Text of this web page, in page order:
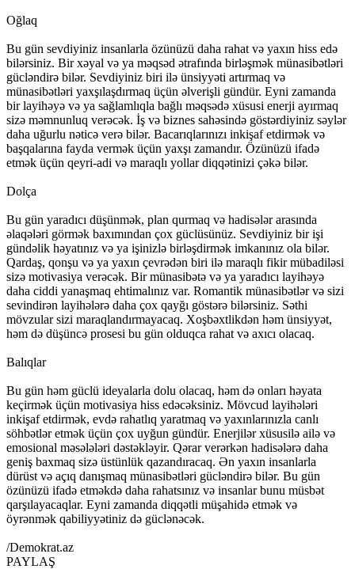
Oğlaq
Bu gün sevdiyiniz insanlarla özünüzü daha rahat və yaxın hiss edə
bilərsiniz. Bir xəyal və ya məqsəd ətrafında birləşmək münasibətləri
gücləndirə bilər. Sevdiyiniz biri ilə ünsiyyəti artırmaq və
münasibətləri yaxşılaşdırmaq üçün əlverişli gündür. Eyni zamanda
bir layihəyə və ya sağlamlıqla bağlı məqsədə xüsusi enerji ayırmaq
sizə məmnunluq verəcək. İş və biznes sahəsində göstərdiyiniz səylər
daha uğurlu nəticə verə bilər. Bacarıqlarınızı inkişaf etdirmək və
başqalarına fayda vermək üçün yaxşı zamandır. Özünüzü ifadə
etmək üçün qeyri-adi və maraqlı yollar diqqətinizi çəkə bilər.
Dolça
Bu gün yaradıcı düşünmək, plan qurmaq və hadisələr arasında
əlaqələri görmək baxımından çox güclüsünüz. Sevdiyiniz bir işi
gündəlik həyatınız və ya işinizlə birləşdirmək imkanınız ola bilər.
Qardaş, qonşu və ya yaxın çevrədən biri ilə maraqlı fikir mübadiləsi
sizə motivasiya verəcək. Bir münasibətə və ya yaradıcı layihəyə
daha ciddi yanaşmaq ehtimalınız var. Romantik münasibətlər və sizi
sevindirən layihələrə daha çox qayğı göstərə bilərsiniz. Səthi
mövzular sizi maraqlandırmayacaq. Xoşbəxtlikdən həm ünsiyyət,
həm də düşüncə prosesi bu gün olduqca rahat və axıcı olacaq.
Balıqlar
Bu gün həm güclü ideyalarla dolu olacaq, həm də onları həyata
keçirmək üçün motivasiya hiss edəcəksiniz. Mövcud layihələri
inkişaf etdirmək, evdə rahatlıq yaratmaq və yaxınlarınızla canlı
söhbətlər etmək üçün çox uyğun gündür. Enerjilər xüsusilə ailə və
emosional məsələləri dəstəkləyir. Qərar verərkən hadisələrə daha
geniş baxmaq sizə üstünlük qazandıracaq. Ən yaxın insanlarla
dürüst və açıq danışmaq münasibətləri gücləndirə bilər. Bu gün
özünüzü ifadə etməkdə daha rahatsınız və insanlar bunu müsbət
qarşılayacaqlar. Eyni zamanda diqqətli müşahidə etmək və
öyrənmək qabiliyyətiniz də güclənəcək.
/Demokrat.az
PAYLAŞ